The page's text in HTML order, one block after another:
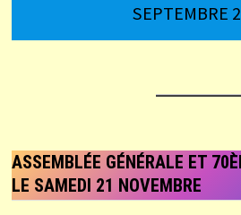
SEPTEMBRE
ASSEMBLÉE GÉNÉRALE ET
LE SAMEDI 21 NOVEMBRE